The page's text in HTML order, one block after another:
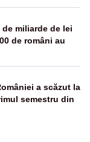
miliarde de lei
de români au
a scăzut la
semestru din